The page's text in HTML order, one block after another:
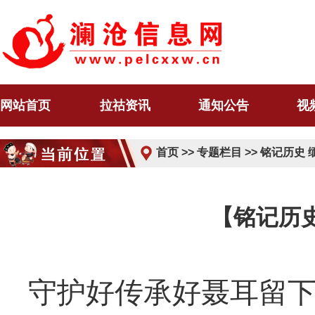
网站首页 拉祜资讯 通知公告 视
首页 >> 专题栏目 >> 铭记历史
【铭记
守护好传承好聂耳留